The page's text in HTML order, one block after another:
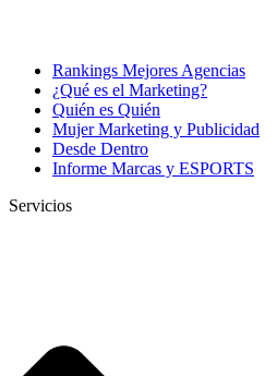
Rankings Mejores Agencias
¿Qué es el Marketing?
Quién es Quién
Mujer Marketing y Publicidad
Desde Dentro
Informe Marcas y ESPORTS
Servicios